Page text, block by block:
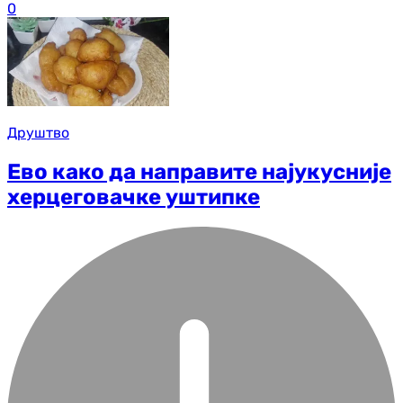
0
Друштво
Ево како да направите најукусније
херцеговачке уштипке